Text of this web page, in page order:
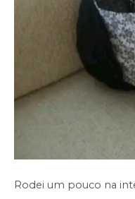
Rodei um pouco na